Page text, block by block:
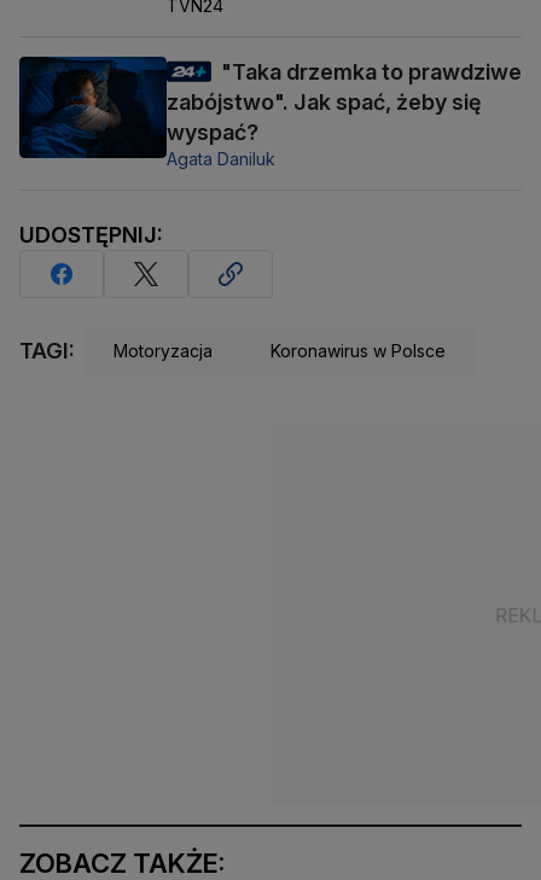
TVN24
"Taka drzemka to prawdziwe
zabójstwo". Jak spać, żeby się
wyspać?
Agata Daniluk
UDOSTĘPNIJ:
TAGI: Motoryzacja Koronawirus w Polsce
ZOBACZ TAKŻE: